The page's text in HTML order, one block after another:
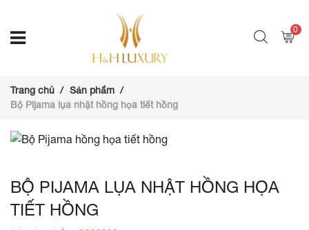
0
Trang chủ
Sản phẩm
Bộ Pijama lụa nhật hồng họa tiết hồng
BỘ PIJAMA LỤA NHẬT HỒNG HỌA
TIẾT HỒNG